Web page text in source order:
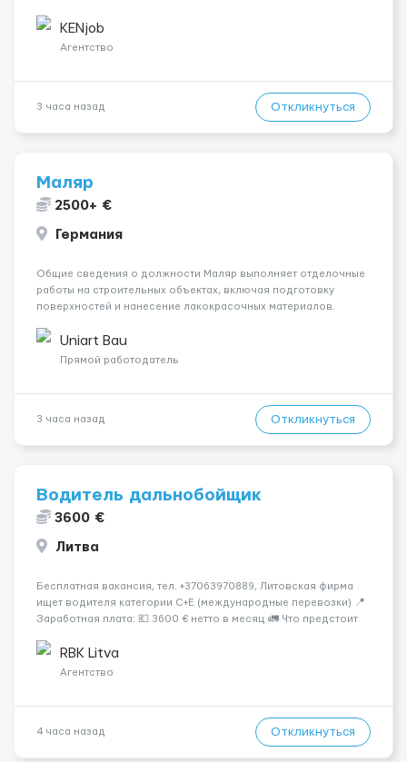
одного до трех месяцев. Мед. страховка. Высокая зарплат...
KENjob
Агентство
3 часа назад Откликнуться
Маляр
2500+ €
Германия
Общие сведения о должности Маляр выполняет отделочные
работы на строительных объектах, включая подготовку
поверхностей и нанесение лакокрасочных материалов.
профессионалов на месте, приглашения делаем только для
профессионалов с доказательным портф...
Uniart Bau
Прямой работодатель
3 часа назад Откликнуться
Водитель дальнобойщик
3600 €
Литва
Бесплатная вакансия, тел. +37063970889, Литовская фирма
ищет водителя категории C+E (международные перевозки) 📍
Заработная плата: 💶 3600 € нетто в месяц 🚛 Что предстоит
рефрижераторах. В среднем 400–500 км в день. Погрузки и
разгрузки ...
RBK Litva
Агентство
4 часа назад Откликнуться